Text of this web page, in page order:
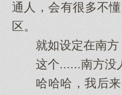
通人，会有很多不
区。
就如设定在南方
这个......南方没
哈哈哈，我后来